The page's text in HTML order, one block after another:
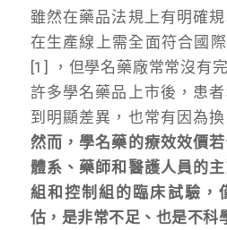
雖然在藥品法規上有明確
在生產線上需全面符合國
[1] ，但學名藥廠常常沒有
許多學名藥品上市後，患
到明顯差異，也常有因為
然而，學名藥的療效效價
體系、藥師和醫護人員的
組和控制組的臨床試驗，
估，是非常不足、也是不科